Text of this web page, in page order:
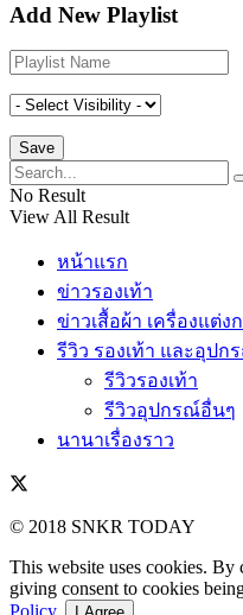
Add New Playlist
No Result
View All Result
หน้าแรก
ข่าวรองเท้า
ข่าวเสื้อผ้า เครื่องแต่
รีวิว รองเท้า และอุปก
รีวิวรองเท้า
รีวิวอุปกรณ์อื่นๆ
นานาเรื่องราว
© 2018 SNKR TODAY
This website uses cookies. By
giving consent to cookies